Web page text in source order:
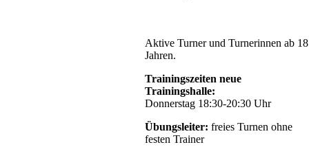
Aktive Turner und Turnerinnen ab 18
Jahren.
Trainingszeiten neue
Trainingshalle:
Donnerstag 18:30-20:30 Uhr
Übungsleiter: freies Turnen ohne
festen Trainer